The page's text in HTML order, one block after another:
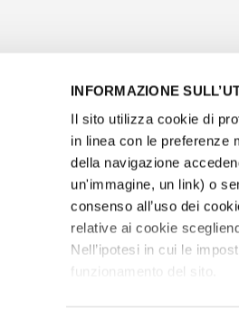
INFORMAZIONE
Il sito utilizza cookie di
in linea con le preferenze
della navigazione
un'immagine, un link) o
consenso all’uso dei
relative ai cookie
Nell’ipotesi in cui le
funzionamento del sito.
privacy